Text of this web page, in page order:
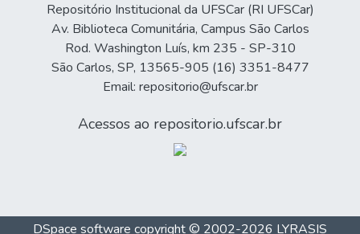
Repositório Institucional da UFSCar (RI UFSCar)
Av. Biblioteca Comunitária, Campus São Carlos
Rod. Washington Luís, km 235 - SP-310
São Carlos, SP, 13565-905 (16) 3351-8477
Email: repositorio@ufscar.br
Acessos ao repositorio.ufscar.br
DSpace software copyright © 2002-2026 LYRASIS